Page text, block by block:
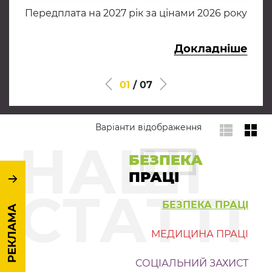
Передплата на 2027 рік за цінами 2026 року
Докладніше
01 / 07
РЕКЛАМА
Варіанти відображення
БЕЗПЕКА
ПРАЦІ
НАШІ
СТАТТІ
БЕЗПЕКА ПРАЦІ
МЕДИЦИНА ПРАЦІ
СОЦІАЛЬНИЙ ЗАХИСТ